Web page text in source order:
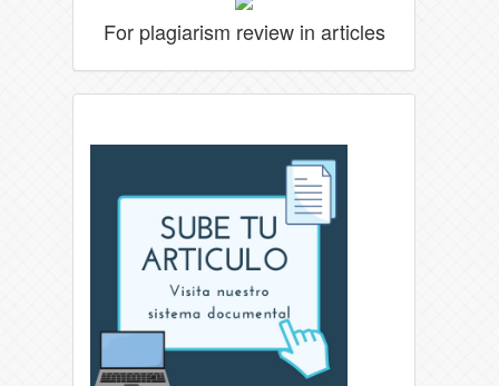
For plagiarism review in articles